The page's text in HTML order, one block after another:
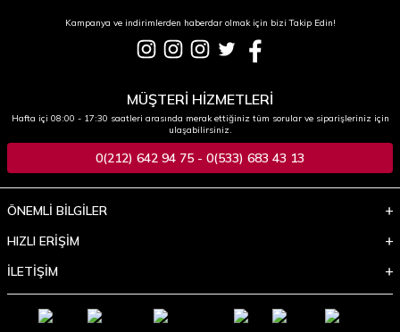
Kampanya ve indirimlerden haberdar olmak için bizi Takip Edin!
MÜŞTERİ HİZMETLERİ
Hafta içi 08:00 - 17:30 saatleri arasında merak ettiğiniz tüm sorular ve siparişleriniz için
ulaşabilirsiniz.
0(212) 642 94 75 - 0(533) 683 43 13
ÖNEMLİ BİLGİLER
HIZLI ERİŞİM
İLETİŞİM